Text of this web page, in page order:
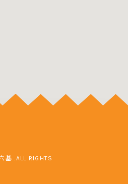
基 .ALL RIGHTS